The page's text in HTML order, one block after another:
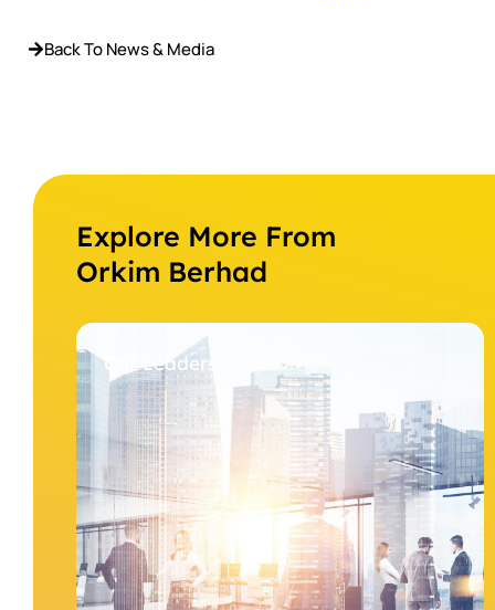
Back To News & Media
Explore More From
Orkim Berhad
Our Leaders